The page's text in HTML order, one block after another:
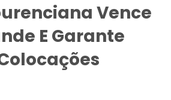
Vence
E Garante